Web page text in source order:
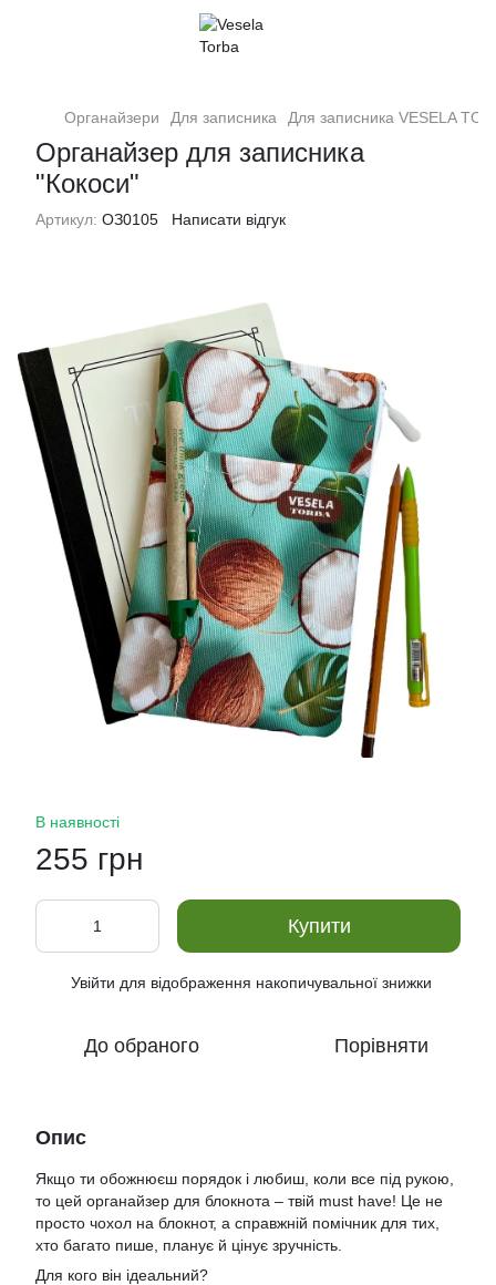
Органайзери Для записника Для записника VESELA
Органайзер для записника
"Кокоси"
Артикул: ОЗ0105 Написати відгук
В наявності
255 грн
Купити
Увійти для відображення накопичувальної знижки
До обраного Порівняти
Опис
Якщо ти обожнюєш порядок і любиш, коли все під рукою,
то цей органайзер для блокнота – твій must have! Це не
просто чохол на блокнот, а справжній помічник для тих,
хто багато пише, планує й цінує зручність.
Для кого він ідеальний?